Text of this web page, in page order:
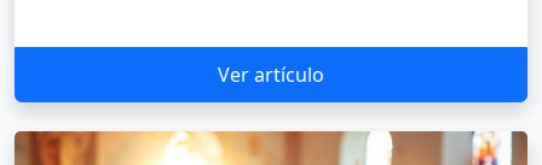
Ver artículo